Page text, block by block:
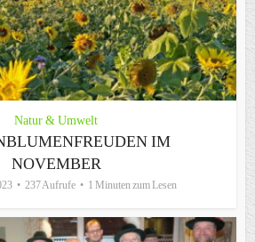
Natur & Umwelt
IM
NOVEMBER
237 Aufrufe 1 Minuten zum Lesen